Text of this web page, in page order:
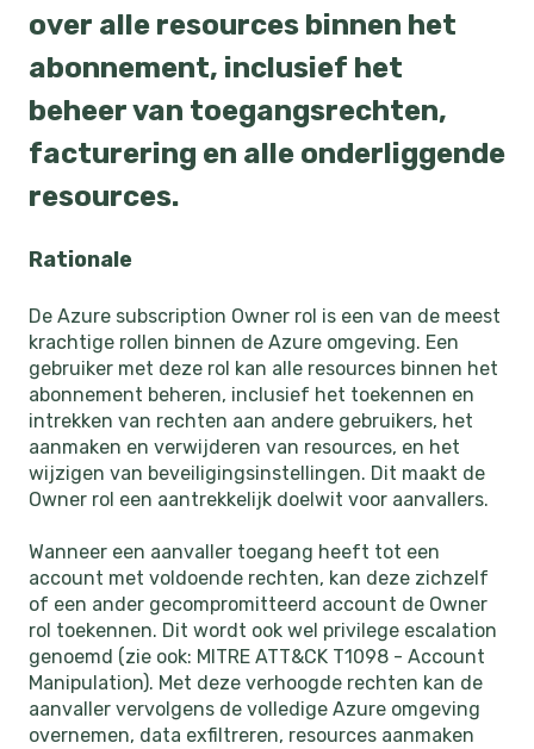
over alle resources binnen het
abonnement, inclusief het
beheer van toegangsrechten,
facturering en alle onderliggende
resources.
Rationale
De Azure subscription Owner rol is een van de meest
krachtige rollen binnen de Azure omgeving. Een
gebruiker met deze rol kan alle resources binnen het
abonnement beheren, inclusief het toekennen en
intrekken van rechten aan andere gebruikers, het
aanmaken en verwijderen van resources, en het
wijzigen van beveiligingsinstellingen. Dit maakt de
Owner rol een aantrekkelijk doelwit voor aanvallers.
Wanneer een aanvaller toegang heeft tot een
account met voldoende rechten, kan deze zichzelf
of een ander gecompromitteerd account de Owner
rol toekennen. Dit wordt ook wel privilege escalation
genoemd (zie ook: MITRE ATT&CK T1098 - Account
Manipulation). Met deze verhoogde rechten kan de
aanvaller vervolgens de volledige Azure omgeving
overnemen, data exfiltreren, resources aanmaken